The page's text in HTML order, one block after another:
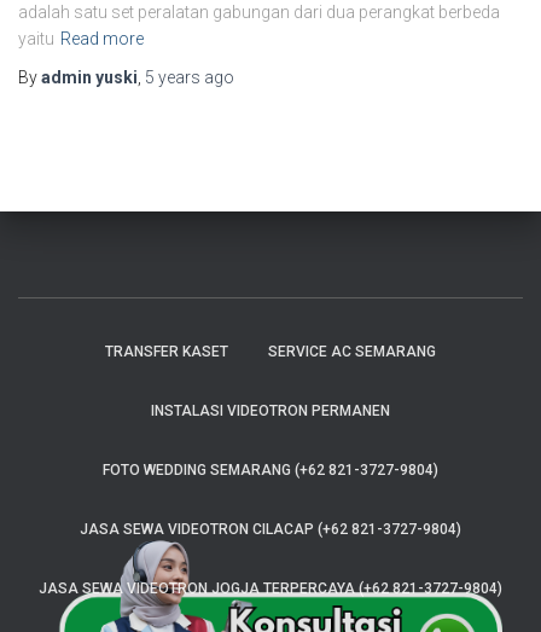
adalah satu set peralatan gabungan dari dua perangkat berbeda
yaitu Read more
Byadmin yuski 5 years ago
TRANSFER KASET SERVICE AC SEMARANG
INSTALASI VIDEOTRON PERMANEN
FOTO WEDDING SEMARANG (+62 821-3727-9804)
JASA SEWA VIDEOTRON CILACAP (+62 821-3727-9804)
JASA SEWA VIDEOTRON JOGJA TERPERCAYA (+62 821-3727-9804)